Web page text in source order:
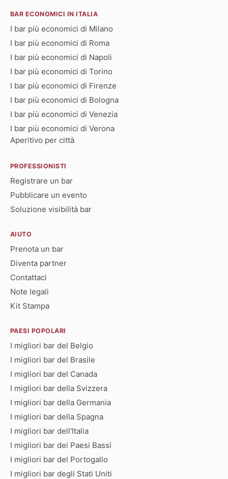
BAR ECONOMICI IN ITALIA
I bar più economici di Milano
I bar più economici di Roma
I bar più economici di Napoli
I bar più economici di Torino
I bar più economici di Firenze
I bar più economici di Bologna
I bar più economici di Venezia
I bar più economici di Verona
Aperitivo per città
PROFESSIONISTI
Registrare un bar
Pubblicare un evento
Soluzione visibilità bar
AIUTO
Prenota un bar
Diventa partner
Contattaci
Note legali
Kit Stampa
PAESI POPOLARI
I migliori bar del Belgio
I migliori bar del Brasile
I migliori bar del Canada
I migliori bar della Svizzera
I migliori bar della Germania
I migliori bar della Spagna
I migliori bar dell'Italia
I migliori bar dei Paesi Bassi
I migliori bar del Portogallo
I migliori bar degli Stati Uniti